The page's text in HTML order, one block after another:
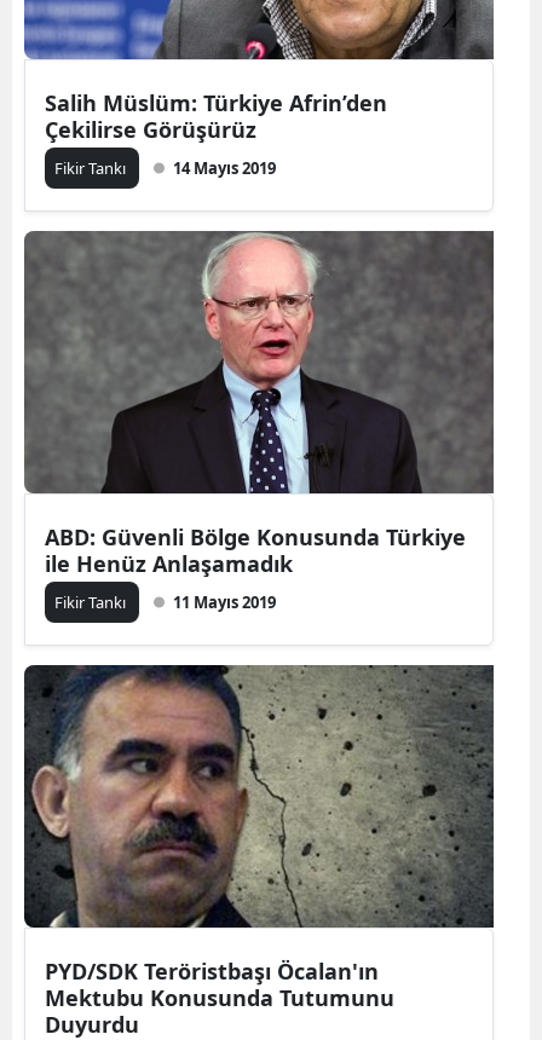
Salih Müslüm: Türkiye Afrin’den
Çekilirse Görüşürüz
Fikir Tankı 14 Mayıs 2019
ABD: Güvenli Bölge Konusunda Türkiye
ile Henüz Anlaşamadık
Fikir Tankı 11 Mayıs 2019
PYD/SDK Teröristbaşı Öcalan'ın
Mektubu Konusunda Tutumunu
Duyurdu